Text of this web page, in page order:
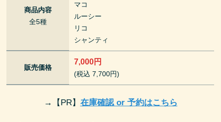
商品内容
全5種
マコ
ルーシー
リコ
シャンティ
販売価格
7,000円
(税込 7,700円)
→ 【PR】 在庫確認 or 予約はこちら